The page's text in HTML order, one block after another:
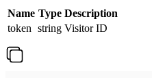
Name Type Description
token string Visitor ID